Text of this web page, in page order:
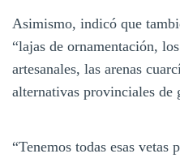
Asimismo, indicó que
“lajas de ornamentación,
artesanales, las arenas
alternativas provinciales de
“Tenemos todas esas